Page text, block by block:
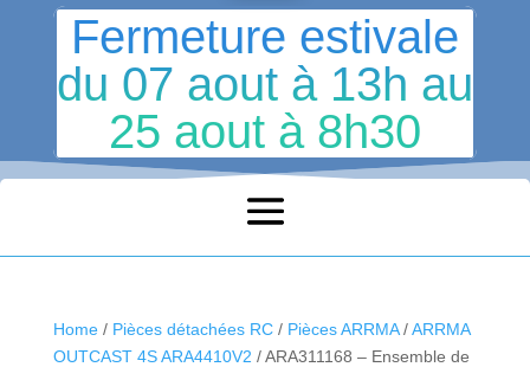
Fermeture estivale
du 07 aout à 13h au
25 aout à 8h30
Home/ Pièces détachées RC/ Pièces ARRMA/ARRMA
OUTCAST 4S ARA4410V2 / ARA311168 – Ensemble de